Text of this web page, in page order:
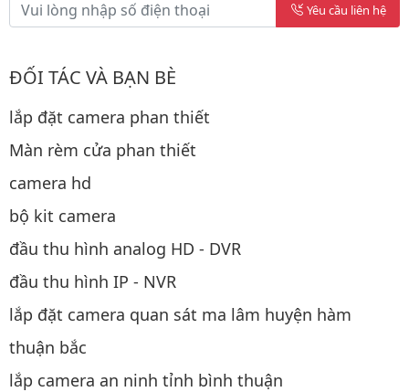
Yêu cầu liên hệ
ĐỐI TÁC VÀ BẠN BÈ
lắp đặt camera phan thiết
Màn rèm cửa phan thiết
camera hd
bộ kit camera
đầu thu hình analog HD - DVR
đầu thu hình IP - NVR
lắp đặt camera quan sát ma lâm huyện hàm
thuận bắc
lắp camera an ninh tỉnh bình thuận